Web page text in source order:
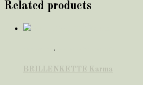
Related products
,
BRILLENKETTE Karma